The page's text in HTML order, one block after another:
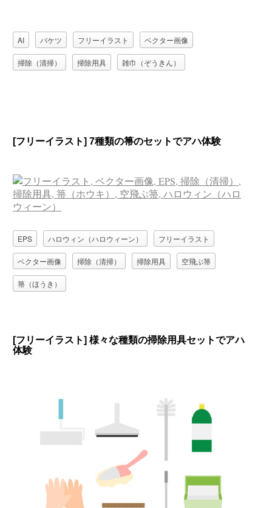
AI バケツ フリーイラスト ベクター画像
掃除（清掃） 掃除用具 雑巾（ぞうきん）
[フリーイラスト] 7種類の箒のセットでアハ体験
EPS ハロウィン（ハロウィーン） フリーイラスト
ベクター画像 掃除（清掃） 掃除用具 空飛ぶ箒
箒（ほうき）
[フリーイラスト] 様々な種類の掃除用具セットでアハ
体験